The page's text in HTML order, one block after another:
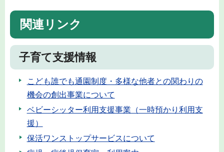
関連リンク
子育て支援情報
こども誰でも通園制度・多様な他者との関わりの
機会の創出事業について
ベビーシッター利用支援事業（一時預かり利用支
援）
保活ワンストップサービスについて